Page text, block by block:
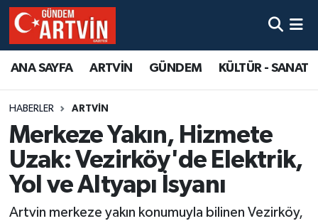
ANA SAYFA ARTVİN GÜNDEM KÜLTÜR - SANAT
HABERLER ARTVİN
Merkeze Yakın, Hizmete
Uzak: Vezirköy'de Elektrik,
Yol ve Altyapı İsyanı
Artvin merkeze yakın konumuyla bilinen Vezirköy,